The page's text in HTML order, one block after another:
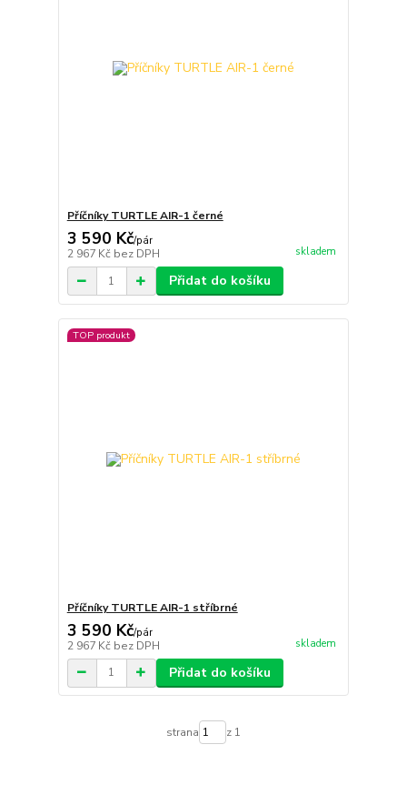
Příčníky TURTLE AIR-1 černé
3 590 Kč/pár
2 967 Kč bez DPH skladem
Přidat do košíku
TOP produkt
Příčníky TURTLE AIR-1 stříbrné
3 590 Kč/pár
2 967 Kč bez DPH skladem
Přidat do košíku
strana z 1